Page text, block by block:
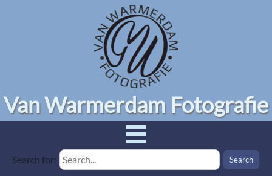
Van Warmerdam Fotografie
Search for: